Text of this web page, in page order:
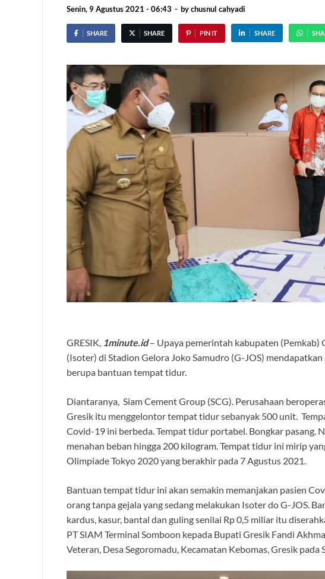
Senin, 9 Agustus 2021 - 06:43 - bychusnul cahyadi
SHARE SHARE PIN IT SHARE
GRESIK, 1minute.id– Upaya pemerintah kabupaten
(Isoter) di Stadion Gelora Joko Samudro (G-JOS)
berupa bantuan tempat tidur.
Diantaranya, Siam Cement Group (SCG). Perusahaan
Gresik itu menggelontor tempat tidur sebanyak 500 unit.
Covid-19 ini berbeda. Tempat tidur portabel. Bongkar pasang.
menahan beban hingga 200 kilogram. Tempat tidur ini mirip
Olimpiade Tokyo 2020 yang berakhir pada 7 Agustus 2021.
Bantuan tempat tidur ini akan semakin memanjakan pasien
orang tanpa gejala yang sedang melakukan Isoter do G-JOS.
kardus, kasur, bantal dan guling senilai Rp 0,5 miliar itu
PT SIAM Terminal Somboon kepada Bupati Gresik Fandi
Veteran, Desa Segoromadu, Kecamatan Kebomas, Gresik pada